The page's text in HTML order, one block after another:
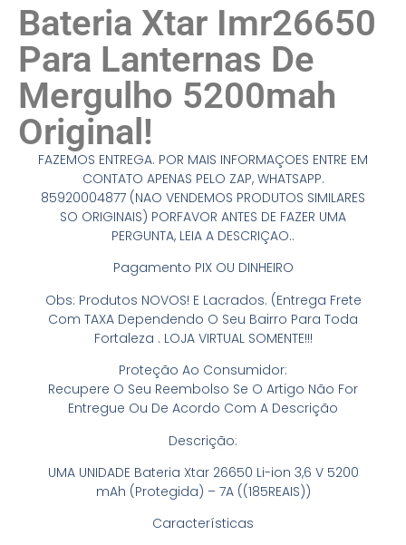
Bateria Xtar Imr26650
Para Lanternas De
Mergulho 5200mah
Original!
FAZEMOS ENTREGA. POR MAIS INFORMAÇOES ENTRE EM
CONTATO APENAS PELO ZAP, WHATSAPP.
85920004877 (NAO VENDEMOS PRODUTOS SIMILARES
SO ORIGINAIS) PORFAVOR ANTES DE FAZER UMA
PERGUNTA, LEIA A DESCRIÇAO..
Pagamento PIX OU DINHEIRO
Obs: Produtos NOVOS! E Lacrados. (Entrega Frete
Com TAXA Dependendo O Seu Bairro Para Toda
Fortaleza . LOJA VIRTUAL SOMENTE!!!
Proteção Ao Consumidor:
Recupere O Seu Reembolso Se O Artigo Não For
Entregue Ou De Acordo Com A Descrição
Descrição:
UMA UNIDADE Bateria Xtar 26650 Li-ion 3,6 V 5200
mAh (Protegida) – 7A ((185REAIS))
Características